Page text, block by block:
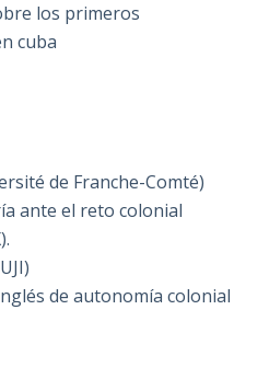
los primeros
cuba
de Franche-Comté)
ante el reto colonial
de autonomía colonial